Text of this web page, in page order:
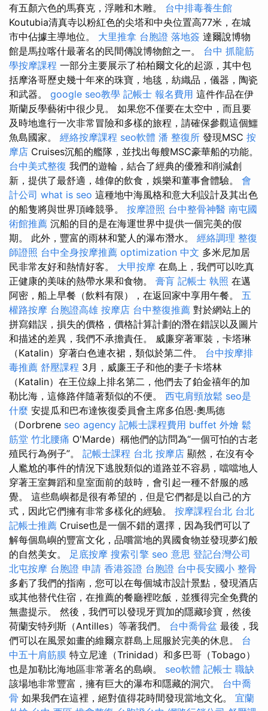
有五顏六色的馬賽克，浮雕和木雕。 台中排毒養生館
Koutubia清真寺以粉紅色的尖塔和中央位置高77米，在城
市中佔據主導地位。 大里推拿 台胞證 落地簽 達爾說博物
館是馬拉喀什最著名的民間傳說博物館之一。 台中 抓龍筋
學按摩課程 一部分主要展示了柏柏爾文化的起源，其中包
括摩洛哥歷史幾十年來的珠寶，地毯，紡織品，儀器，陶瓷
和武器。 google seo教學 記帳士 報名費用 這件作品在伊
斯蘭反學藝術中很少見。 如果您不僅要在太空中，而且要
及時地進行一次非常冒險和多樣的旅程，請確保參觀這個鱷
魚島國家。 經絡按摩課程 seo軟體 潘 整復所 發現MSC 按
摩店 Cruises沉船的艦隊，並找出每艘MSC豪華船的功能。
台中美式整復 我們的遊輪，結合了經典的優雅和削減創
新，提供了最舒適，雄偉的飲食，娛樂和董事會體驗。 會
計公司 what is seo 這種地中海風格和意大利設計及其出色
的船隻將與世界頂峰競爭。 按摩證照 台中整骨神醫 南屯國
術館推薦 沉船的目的是在海運世界中提供一個完美的假
期。 此外，豐富的雨林和驚人的瀑布潛水。 經絡調理 整復
師證照 台中全身按摩推薦 optimization 中文 多米尼加居
民非常友好和熱情好客。 大甲按摩 在島上，我們可以吃真
正健康的美味的熱帶水果和食物。 膏肓 記帳士 執照 在邁
阿密，船上早餐（飲料有限），在返回家中享用午餐。 五
權路按摩 台胞證高雄 按摩店 台中整復推薦 對於網站上的
拼寫錯誤，損失的價格，價格計算計劃的潛在錯誤以及圖片
和描述的差異，我們不承擔責任。 威廉穿著軍裝，卡塔琳
（Katalin）穿著白色連衣裙，類似於第二件。 台中按摩排
毒推薦 舒壓課程 3月，威廉王子和他的妻子卡塔林
（Katalin）在王位線上排名第二，他們去了鉑金禧年的加
勒比海，這條路伴隨著類似的不便。 西屯肩頸放鬆 seo是
什麼 安提瓜和巴布達恢復委員會主席多伯恩·奧馬德
（Dorbrene seo agency 記帳士課程費用 buffet 外燴 鬆
筋堂 竹北腰痛 O'Marde）稱他們的訪問為“一個可怕的古老
殖民行為例子”。 記帳士課程 台北 按摩店 顯然，在沒有令
人尷尬的事件的情況下逃脫類似的道路並不容易，噹噹地人
穿著王室舞蹈和皇室面前的鼓時，會引起一種不舒服的感
覺。 這些島嶼都是很有希望的，但是它們都是以自己的方
式，因此它們擁有非常多樣化的經驗。 按摩課程台北 台北
記帳士推薦 Cruise也是一個不錯的選擇，因為我們可以了
解每個島嶼的豐富文化，品嚐當地的異國食物並發現夢幻般
的自然美女。 足底按摩 搜索引擎 seo 意思 登記台灣公司
北屯按摩 台胞證 申請 香港簽證 台胞證 台中長安國小 整骨
多虧了我們的指南，您可以在每個城市設計景點，發現酒店
或其他替代住宿，在推薦的餐廳裡吃飯，並獲得完全免費的
無盡提示。 然後，我們可以發現牙買加的隱藏珍寶，然後
荷蘭安特列斯（Antilles）等著我們。 台中喬骨盆 最後，我
們可以在風景如畫的維爾京群島上屈服於完美的休息。 台
中五十肩筋膜 特立尼達（Trinidad）和多巴哥（Tobago）
也是加勒比海地區非常著名的島嶼。 seo軟體 記帳士 職缺
該場地非常豐富，擁有巨大的瀑布和隱藏的洞穴。 台中喬
骨 如果我們在這裡，絕對值得花時間發現當地文化。 宜蘭